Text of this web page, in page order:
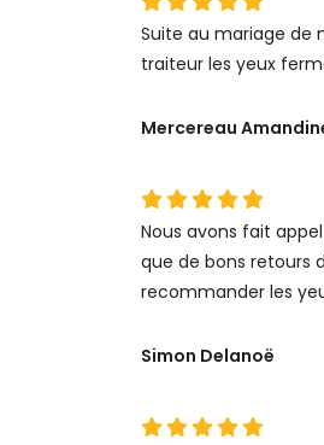
Suite au mariage de
traiteur les yeux
Mercereau
Nous avons fait
que de bons retours
recommander les
Simon Delanoë